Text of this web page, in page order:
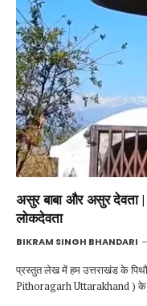
असुर बाबा और असुर देवता |
लोकदेवता
BIKRAM SINGH BHANDARI
प्रस्तुत लेख में हम उत्तराखंड के
Pithoragarh Uttarakhand ) के